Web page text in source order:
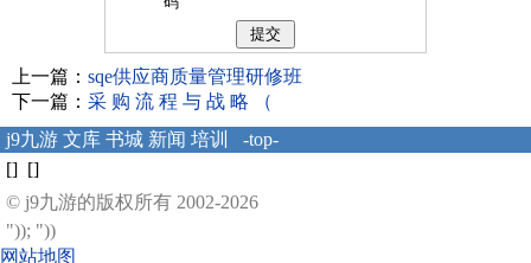
上一篇： sqe供应商质量管理研修班
下一篇： 采 购 流 程 与 战 略 （
j9九游 文库 书城 新闻 培训
-top-
[] []
© j9九游的版权所有 2002-2026
")); "))
网站地图